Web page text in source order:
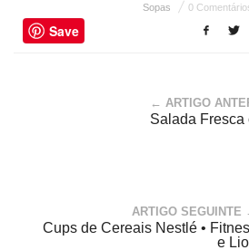
Sopas 0
Save
← ARTIGO
Salada Fresca
ARTIGO SEGUINTE
Cups de Cereais Nestlé •
e